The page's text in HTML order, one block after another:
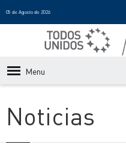
05 de Agosto de 2026
Menu
Noticias